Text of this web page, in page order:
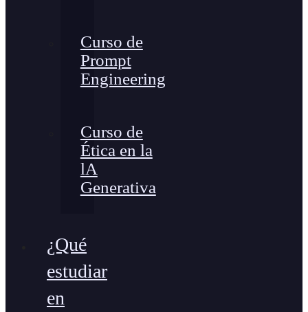
Curso de
Prompt
Engineering
Curso de
Ética en la
lA
Generativa
¿Qué
estudiar
en